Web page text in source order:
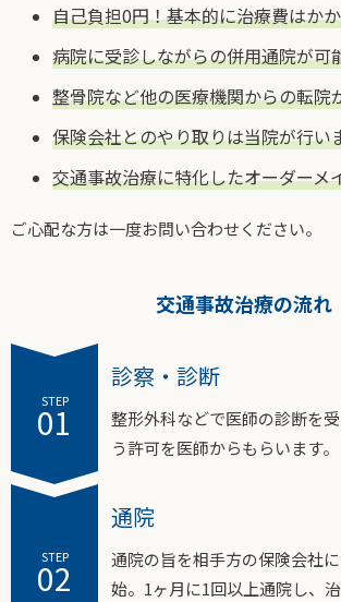
自己負担0円！基本的に治療費はか
病院に受診しながらの併用通院が可
整骨院など他の医療機関からの転院
保険会社とのやり取りは当院が行い
交通事故治療に特化したオーダーメ
ご心配な方は一度お問い合わせください。
交通事故治療の流れ
STEP
01
診察・診断
整形外科などで医師の診断を
う許可を医師からもらいます。
STEP
02
通院
通院の旨を相手方の保険会社
始。1ヶ月に1回以上通院し、